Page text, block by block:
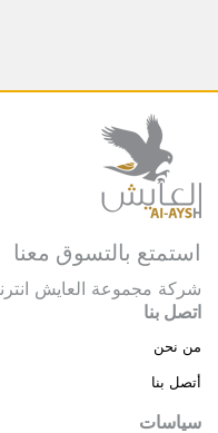
استمتع بالتسوق معنا
شركة مجموعة العايش
اتصل بنا
من نحن
أتصل بنا
سياسات